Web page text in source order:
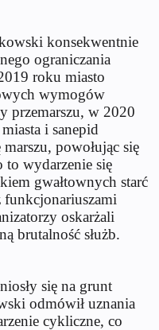
konsekwentnie
ograniczania
roku miasto
wymogów
przemarszu, w 2020
i sanepid
powołując się
to wydarzenie się
gwałtownych starć
oskarżali
brutalność służb.
się na grunt
odmówił uznania
cykliczne, co